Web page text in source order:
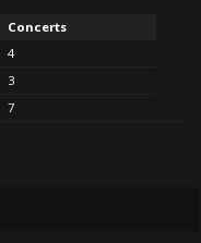
Concerts
4
3
7